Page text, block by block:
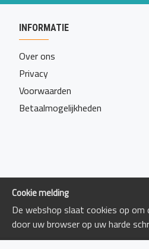
INFORMATIE
Over ons
Privacy
Voorwaarden
Betaalmogelijkheden
Cookie melding
De webshop slaat cookies op
door uw browser op uw harde